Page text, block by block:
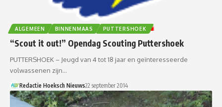
ALGEMEEN BINNENMAAS PUTTERSHOEK
“Scout it out!” Opendag Scouting Puttershoek
PUTTERSHOEK – Jeugd van 4 tot 18 jaar en geïnteresseerde
volwassenen zijn…
Redactie Hoeksch Nieuws22 september 2014